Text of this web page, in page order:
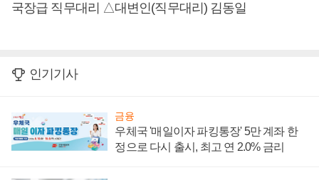
국장급 직무대리 △대변인(직무대리) 김동일
인기기사
금융
우체국 '매일이자 파킹통장' 5만 계좌 한
정으로 다시 출시, 최고 연 2.0% 금리